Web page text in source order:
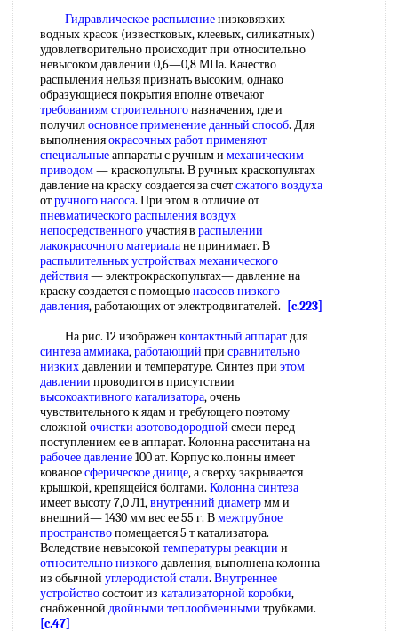
Гидравлическое распылениенизковязких
водных красок (известковых, клеевых, силикатных)
удовлетворительно происходит при относительно
невысоком давлении 0,6—0,8 МПа. Качество
распыления нельзя признать высоким, однако
образующиеся покрытия вполне отвечают
требованиям строительногоназначения, где и
получилосновное применениеданный способ. Для
выполненияокрасочных работприменяют
специальныеаппараты с ручным и механическим
приводом— краскопульты. В ручных краскопультах
давление на краску создается за счетсжатого воздуха
отручного насоса. При этом в отличие от
пневматического распылениявоздух
непосредственногоучастия в распылении
лакокрасочного материалане принимает. В
распылительных устройствахмеханического
действия— электрокраскопультах— давление на
краску создается с помощьюнасосов низкого
давления, работающих от электродвигателей.
[c.223]
На рис. 12 изображен контактный аппаратдля
синтеза аммиака,работающий при сравнительно
низкихдавлении и температуре. Синтез при этом
давлении проводится в присутствии
высокоактивного катализатора, очень
чувствительного к ядам и требующего поэтому
сложной очистки азотоводородной смеси перед
поступлением ее в аппарат. Колонна рассчитана на
рабочее давление100 ат. Корпус ко.понны имеет
кованоесферическое днище, а сверху закрывается
крышкой, крепящейся болтами. Колонна синтеза
имеет высоту 7,0 Л1,внутренний диаметрмм и
внешний— 1430 мм вес ее 55 г. Вмежтрубное
пространствопомещается 5 т катализатора.
Вследствие невысокой температуры реакции и
относительно низкогодавления, выполнена колонна
из обычной углеродистой стали. Внутреннее
устройствосостоит из катализаторной коробки,
снабженной двойными теплообменными трубками.
[c.47]